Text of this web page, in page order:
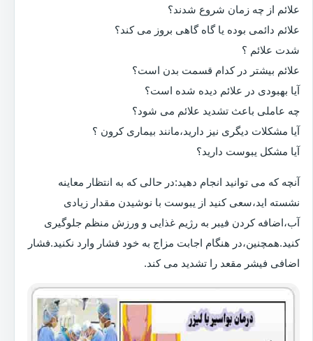
علائم از چه زمان شروع شدند؟
علائم دائمی بوده یا گاه گاهی بروز می کند؟
شدت علائم ؟
علائم بیشتر در کدام قسمت بدن است؟
آیا بهبودی در علائم دیده شده است؟
چه عاملی باعث تشدید علائم می شود؟
آیا مشکلات دیگری نیز دارید،مانند بیماری کرون ؟
آیا مشکل یبوست دارید؟
آنچه که می توانید انجام دهید:در حالی که به انتظار معاینه
نشسته اید،سعی کنید از یبوست با نوشیدن مقدار زیادی
آب،اضافه کردن فیبر به رژیم غذایی و ورزش منظم جلوگیری
کنید.همچنین،در هنگام اجابت مزاج به خود فشار وارد نکنید.فشار
اضافی فیشر مقعد را تشدید می کند.